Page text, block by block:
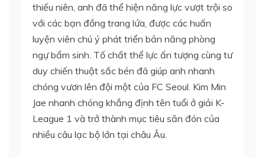
thiếu niên, anh đã thể hiện năng lực vượt trội so
với các bạn đồng trang lứa, được các huấn
luyện viên chú ý phát triển bản năng phòng
ngự bẩm sinh. Tố chất thể lực ấn tượng cùng tư
duy chiến thuật sắc bén đã giúp anh nhanh
chóng vươn lên đội một của FC Seoul. Kim Min
Jae nhanh chóng khẳng định tên tuổi ở giải K-
League 1 và trở thành mục tiêu săn đón của
nhiều câu lạc bộ lớn tại châu Âu.